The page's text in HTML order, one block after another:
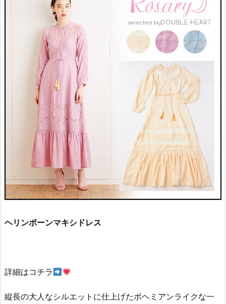
ヘリンボーンマキシドレス
詳細はコチラ
縦長の大人なシルエットに仕上げたボヘミアンライクな一